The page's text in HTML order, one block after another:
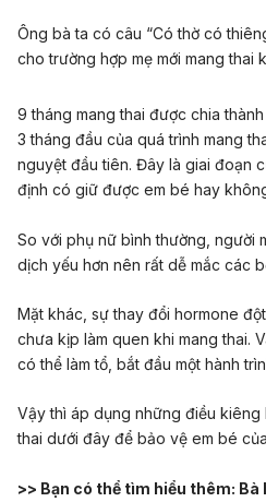
Ông bà ta có câu “Có thờ có
cho trường hợp mẹ mới mang thai
9 tháng mang thai được chia
3 tháng đầu của quá trình mang
nguyệt đầu tiên. Đây là giai đoạn
định có giữ được em bé hay
So với phụ nữ bình thường, người
dịch yếu hơn nên rất dễ mắc các
Mặt khác, sự thay đổi hormone
chưa kịp làm quen khi mang thai.
có thể làm tổ, bắt đầu một hành
Vậy thì áp dụng những điều
thai dưới đây để bảo vệ em bé
>> Bạn có thể tìm hiểu thêm: Bà